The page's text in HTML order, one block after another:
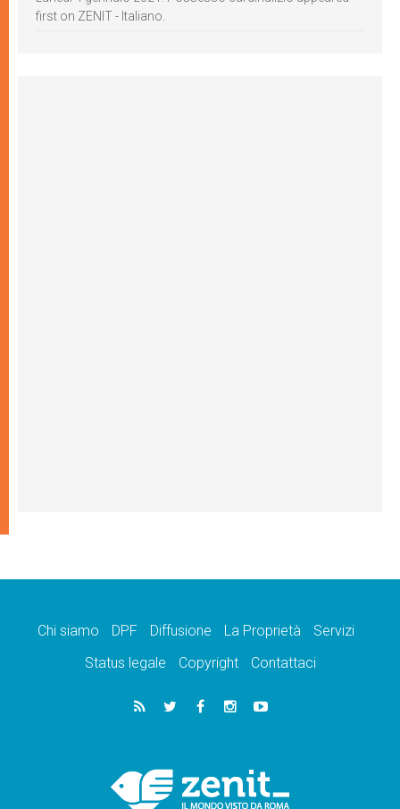
first on ZENIT - Italiano.
Chi siamo DPF Diffusione La Proprietà
Servizi
Status legale
Copyright Contattaci